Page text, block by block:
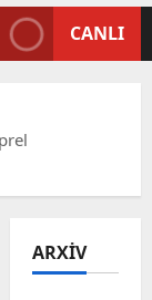
CANLI
ARXIV